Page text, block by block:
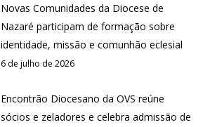
Novas Comunidades da Diocese de
Nazaré participam de formação sobre
identidade, missão e comunhão eclesial
6 de julho de 2026
Encontrão Diocesano da OVS reúne
sócios e zeladores e celebra admissão de